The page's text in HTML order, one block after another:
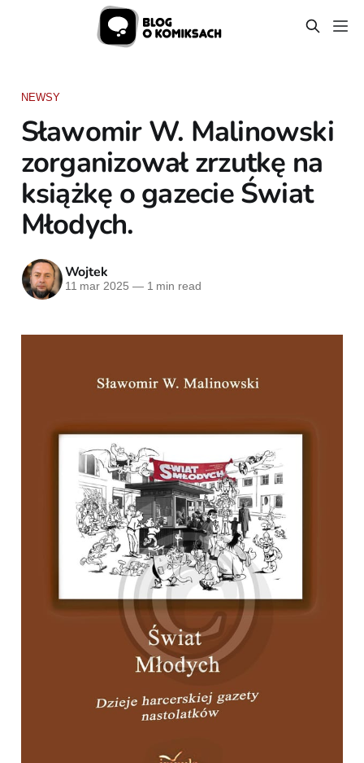
NEWSY
Sławomir W. Malinowski
zorganizował zrzutkę na
książkę o gazecie Świat
Młodych.
Wojtek
11 mar 2025 —1 min read